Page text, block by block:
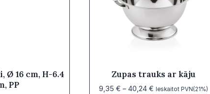
Ø 16 cm, H-6.4
PP
Zupas trauks ar kāju
9,35 € – 40,24 €Price
Ieskaitot PVN(21%)